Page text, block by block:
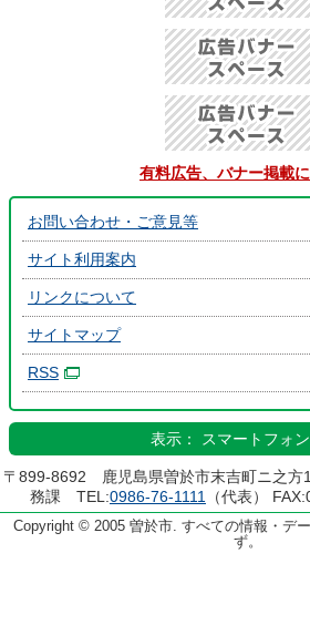
有料広告、バナー掲載
お問い合わせ・ご意見等
サイト利用案内
リンクについて
サイトマップ
RSS
表示： スマートフォン
〒899-8692 鹿児島県曽於市末吉町ニ之
務課 TEL:0986-76-1111 （代表）
Copyright © 2005 曽於市. すべての情報・デ
ず。